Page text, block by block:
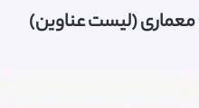
معماری (لیست عناوین)